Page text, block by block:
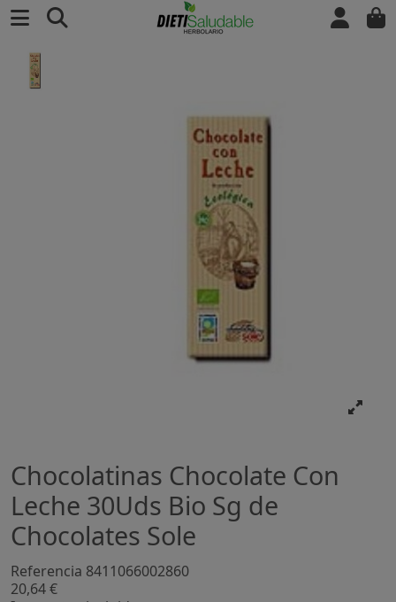
Chocolatinas Chocolate Con
Leche 30Uds Bio Sg de
Chocolates Sole
Referencia 8411066002860
20,64 €